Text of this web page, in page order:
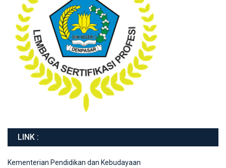
LINK :
Kementerian Pendidikan dan Kebudayaan